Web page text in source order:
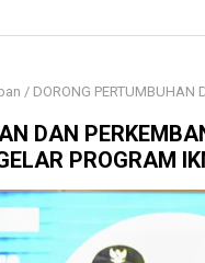
/ DORONG PERTUMBUHAN DAN PERKEMBANGAN IKM ERA
DAN
PROGRAM